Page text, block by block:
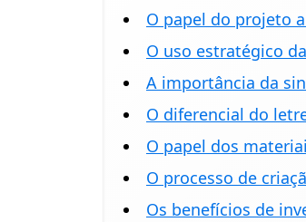
O papel do projeto
O uso estratégico
A importância da
O diferencial do
O papel dos
O processo de
Os benefícios de